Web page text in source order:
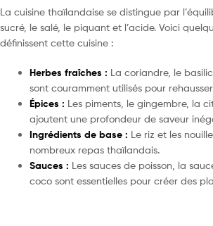
La cuisine thaïlandaise se distingue par
sucré, le salé, le piquant et l’acide. Voici
définissent cette cuisine :
Herbes fraîches : La coriandre, le
sont couramment utilisés pour
Épices : Les piments, le gingembre, la
ajoutent une profondeur de saveur
Ingrédients de base : Le riz et les
nombreux repas thaïlandais.
Sauces : Les sauces de poisson, la
coco sont essentielles pour créer des